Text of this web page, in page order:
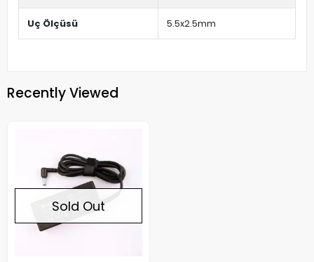
Uç Ölçüsü 5.5x2.5mm
Recently Viewed
Sold Out